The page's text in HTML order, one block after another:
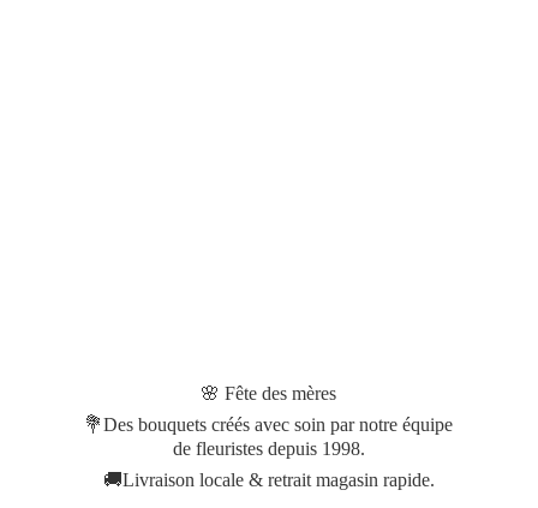
🌸 Fête des mères
💐Des bouquets créés avec soin par notre équipe
de fleuristes depuis 1998.
🚚Livraison locale & retrait magasin rapide.